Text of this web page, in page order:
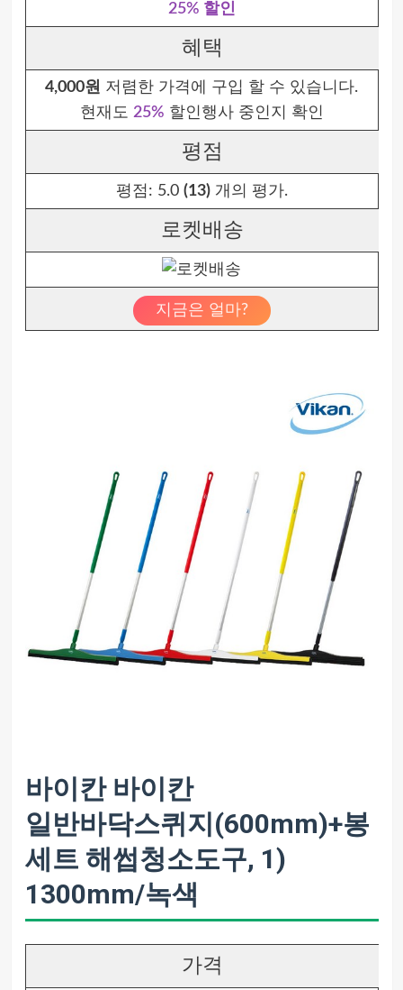
25% 할인
혜택
4,000원 저렴한 가격에 구입 할 수 있습니다.
현재도 25% 할인행사 중인지 확인
평점
평점: 5.0 (13)개의 평가.
로켓배송
지금은 얼마?
바이칸 바이칸
일반바닥스퀴지(600mm)+봉
세트 해썹청소도구, 1)
1300mm/녹색
가격